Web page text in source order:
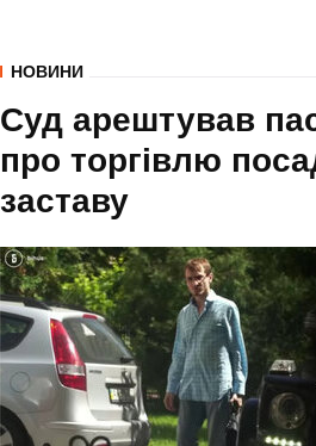
НОВИНИ
Суд арештував
про торгівлю
заставу